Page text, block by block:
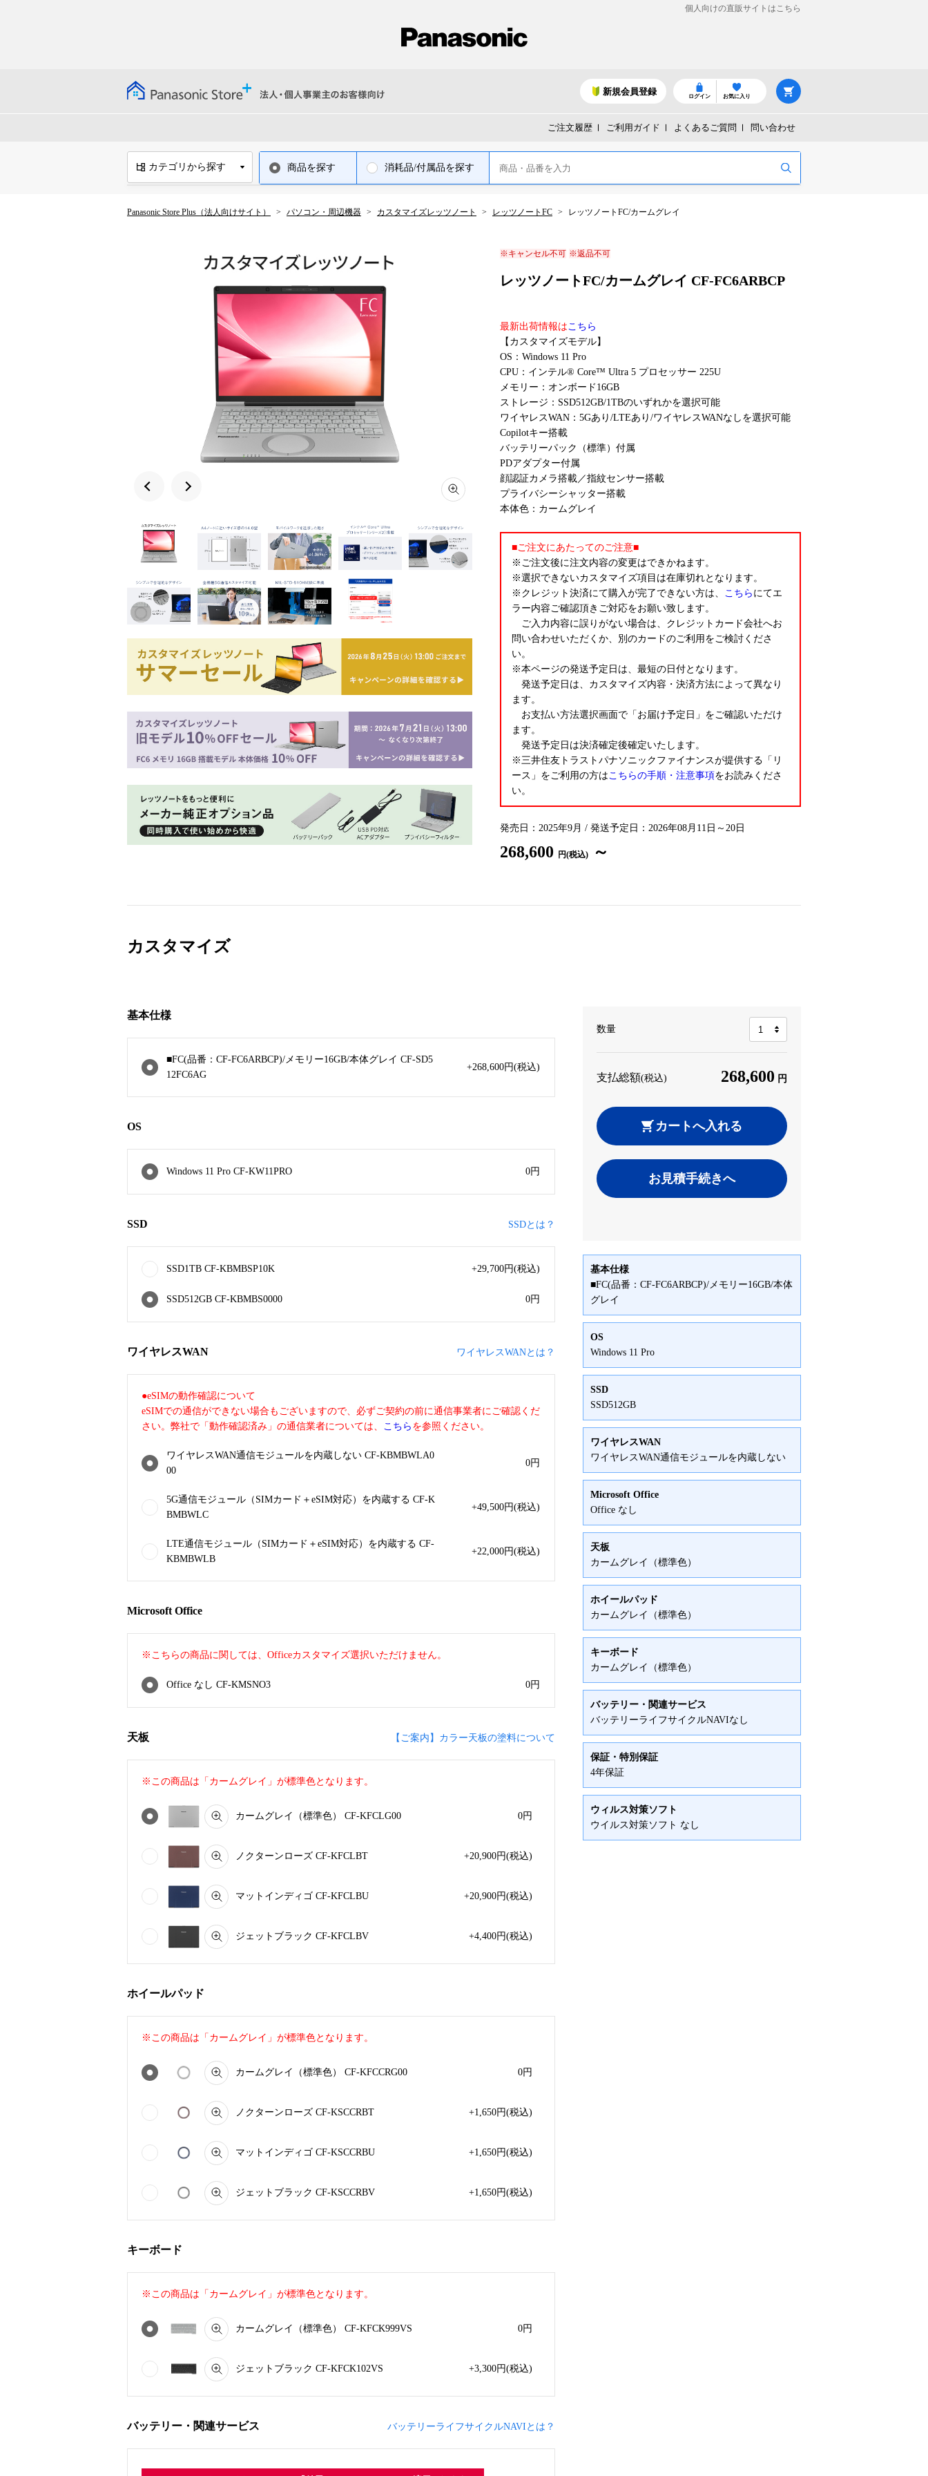
個人向けの直販サイトはこちら
ログイン お気に入り
新規会員登録
ご注文履歴 ご利用ガイド よくあるご質問 問い合わせ
カテゴリから探す
体調ナビゲーションサービスRiz
商品を探す 消耗品/付属品を探す
Panasonic Store Plus（法人向けサイト） パソコン・周辺機器 カスタマイズレッツノート レッツノートFC レッツノートFC/カームグレイ
※キャンセル不可 ※返品不可
レッツノートFC/カームグレイ CF-FC6ARBCP
最新出荷情報はこちら
【カスタマイズモデル】
OS：Windows 11 Pro
CPU：インテル® Core™ Ultra 5 プロセッサー 225U
メモリー：オンボード16GB
ストレージ：SSD512GB/1TBのいずれかを選択可能
ワイヤレスWAN：5Gあり/LTEあり/ワイヤレスWANなしを選択可能
Copilotキー搭載
バッテリーパック（標準）付属
PDアダプター付属
顔認証カメラ搭載／指紋センサー搭載
プライバシーシャッター搭載
本体色：カームグレイ
■ご注文にあたってのご注意■
※ご注文後に注文内容の変更はできかねます。
※選択できないカスタマイズ項目は在庫切れとなります。
※クレジット決済にて購入が完了できない方は、 こちら にてエ
ラー内容ご確認頂きご対応をお願い致します。
ご入力内容に誤りがない場合は、クレジットカード会社へお
問い合わせいただくか、別のカードのご利用をご検討くださ
い。
※本ページの発送予定日は、最短の日付となります。
発送予定日は、カスタマイズ内容・決済方法によって異なり
ます。
お支払い方法選択画面で「お届け予定日」をご確認いただけ
ます。
発送予定日は決済確定後確定いたします。
※三井住友トラストパナソニックファイナンスが提供する「リ
ース」をご利用の方はこちらの手順・注意事項をお読みくださ
い。
発売日：2025年9月 / 発送予定日：2026年08月11日～20日
268,600 円(税込) ～
カスタマイズ
基本仕様
■FC(品番：CF-FC6ARBCP)/メモリー16GB/本体グレイ CF-SD5
12FC6AG
+268,600円(税込)
OS
Windows 11 Pro CF-KW11PRO 0円
SSD SSDとは？
SSD1TB CF-KBMBSP10K +29,700円(税込)
SSD512GB CF-KBMBS0000 0円
ワイヤレスWAN ワイヤレスWANとは？
●eSIMの動作確認について
eSIMでの通信ができない場合もございますので、必ずご契約の前に通信事業者にご確認くだ
さい。弊社で「動作確認済み」の通信業者については、 こちら を参照ください。
ワイヤレスWAN通信モジュールを内蔵しない CF-KBMBWLA0
00
0円
5G通信モジュール（SIMカード＋eSIM対応）を内蔵する CF-K
BMBWLC
+49,500円(税込)
LTE通信モジュール（SIMカード＋eSIM対応）を内蔵する CF-
KBMBWLB
+22,000円(税込)
Microsoft Office
※こちらの商品に関しては、Officeカスタマイズ選択いただけません。
Office なし CF-KMSNO3 0円
天板 【ご案内】カラー天板の塗料について
※この商品は「カームグレイ」が標準色となります。
カームグレイ（標準色） CF-KFCLG00 0円
ノクターンローズ CF-KFCLBT +20,900円(税込)
マットインディゴ CF-KFCLBU +20,900円(税込)
ジェットブラック CF-KFCLBV +4,400円(税込)
ホイールパッド
※この商品は「カームグレイ」が標準色となります。
カームグレイ（標準色） CF-KFCCRG00 0円
ノクターンローズ CF-KSCCRBT +1,650円(税込)
マットインディゴ CF-KSCCRBU +1,650円(税込)
ジェットブラック CF-KSCCRBV +1,650円(税込)
キーボード
※この商品は「カームグレイ」が標準色となります。
カームグレイ（標準色） CF-KFCK999VS 0円
ジェットブラック CF-KFCK102VS +3,300円(税込)
バッテリー・関連サービス バッテリーライフサイクルNAVIとは？
数量
支払総額(税込) 268,600 円
カートへ入れる
お見積手続きへ
基本仕様
■FC(品番：CF-FC6ARBCP)/メモリー16GB/本体
グレイ
OS
Windows 11 Pro
SSD
SSD512GB
ワイヤレスWAN
ワイヤレスWAN通信モジュールを内蔵しない
Microsoft Office
Office なし
天板
カームグレイ（標準色）
ホイールパッド
カームグレイ（標準色）
キーボード
カームグレイ（標準色）
バッテリー・関連サービス
バッテリーライフサイクルNAVIなし
保証・特別保証
4年保証
ウィルス対策ソフト
ウイルス対策ソフト なし